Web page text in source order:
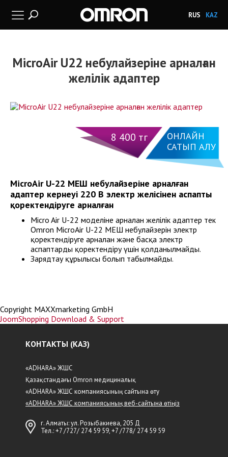
RUS KAZ
MicroAir U22 небулайзеріне арналған
желілік адаптер
8 400 тг
ОНЛАЙН
САТЫП АЛУ
MicroAir U-22 МЕШ небулайзеріне арналған
адаптер кернеуі 220 В электр желісінен аспапты
қоректендіруге арналған
Micro Air U-22 моделіне арналған желілік адаптер тек
Omron MicroAir U-22 МЕШ небулайзерін электр
қоректендіруге арналған және басқа электр
аспаптарды қоректендіру үшін қолданылмайды.
Зарядтау құрылғысы болып табылмайды.
Copyright MAXXmarketing GmbH
JoomShopping Download & Support
КОНТАКТЫ (КАЗ)
«ADHARA» ЖШС
Қазақстандағы Omron медициналық
«ADHARA» ЖШС компаниясының сайтына өту
«ADHARA» ЖШС компаниясының веб-сайтына өтіңіз
г. Алматы: ул. Розыбакиева, 205 Д
Тел.:+7 /727/ 274 59 59,+7 /778/ 274 59 59